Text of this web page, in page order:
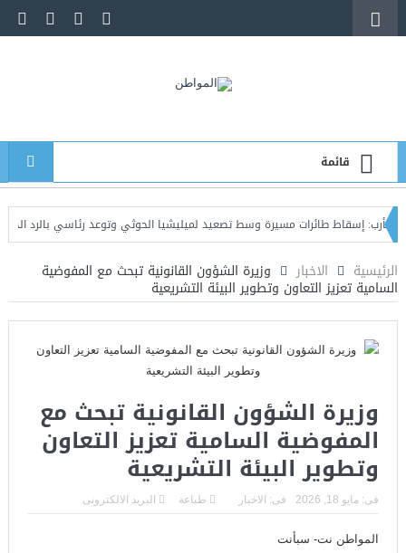
قائمة
طائرات مسيرة وسط تصعيد لميليشيا الحوثي وتوعد رئاسي بالرد الحازم
الرئيسية الاخبار وزيرة الشؤون القانونية تبحث مع المفوضية
السامية تعزيز التعاون وتطوير البيئة التشريعية
وزيرة الشؤون القانونية تبحث مع
المفوضية السامية تعزيز التعاون
وتطوير البيئة التشريعية
فى: مايو 18, 2026 فى: الاخبار طباعة البريد الالكترونى
المواطن نت- سبأنت